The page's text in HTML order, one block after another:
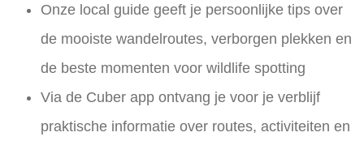
Onze local guide geeft je persoonlijke tips over
de mooiste wandelroutes, verborgen plekken en
de beste momenten voor wildlife spotting
Via de Cuber app ontvang je voor je verblijf
praktische informatie over routes, activiteiten en